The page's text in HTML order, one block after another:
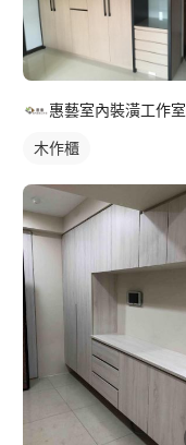
惠藝室內裝潢工作室
木作櫃